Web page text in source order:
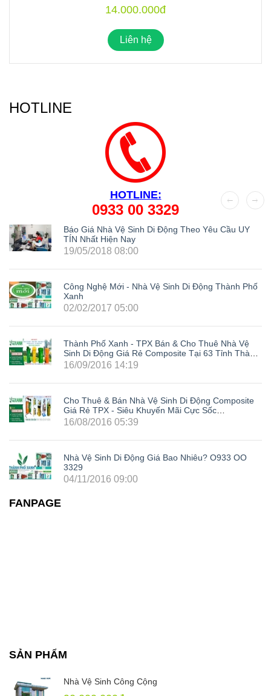
14.000.000đ
Liên hệ
HOTLINE
HOTLINE:
0933 00 3329
Báo Giá Nhà Vệ Sinh Di Động Theo Yêu Cầu UY
TÍN Nhất Hiện Nay
19/05/2018 08:00
Công Nghệ Mới - Nhà Vệ Sinh Di Động Thành Phố
Xanh
02/02/2017 05:00
Thành Phố Xanh - TPX Bán & Cho Thuê Nhà Vệ
Sinh Di Động Giá Rẻ Composite Tại 63 Tỉnh Thành
Trong Cả Nước: Hà Nội, Hải Phòng, Hồ Chí Minh,
- Vũng Tàu, Tây Ninh, Bình Phước, Lâm Đồng,
16/09/2016 14:19
Cho Thuê & Bán Nhà Vệ Sinh Di Động Composite
Giá Rẻ TPX - Siêu Khuyến Mãi Cực Sốc
LH0933003329
16/08/2016 05:39
Nhà Vệ Sinh Di Động Giá Bao Nhiêu? O933 OO
3329
04/11/2016 09:00
FANPAGE
SẢN PHẨM
Nhà Vệ Sinh Công Cộng